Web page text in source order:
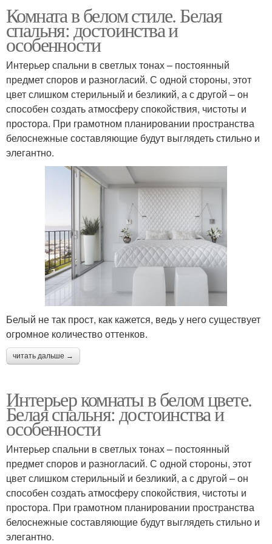
Комната в белом стиле. Белая
спальня: достоинства и
особенности
Интерьер спальни в светлых тонах – постоянный
предмет споров и разногласий. С одной стороны, этот
цвет слишком стерильный и безликий, а с другой – он
способен создать атмосферу спокойствия, чистоты и
простора. При грамотном планировании пространства
белоснежные составляющие будут выглядеть стильно и
элегантно.
Белый не так прост, как кажется, ведь у него существует
огромное количество оттенков.
читать дальше →
Интерьер комнаты в белом цвете.
Белая спальня: достоинства и
особенности
Интерьер спальни в светлых тонах – постоянный
предмет споров и разногласий. С одной стороны, этот
цвет слишком стерильный и безликий, а с другой – он
способен создать атмосферу спокойствия, чистоты и
простора. При грамотном планировании пространства
белоснежные составляющие будут выглядеть стильно и
элегантно.